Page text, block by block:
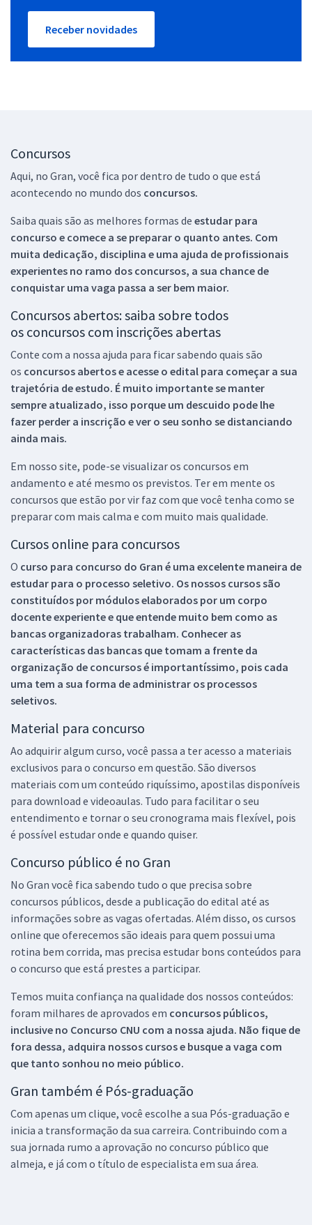
Receber novidades
Concursos
Aqui, no Gran, você fica por dentro de tudo o que está
acontecendo no mundo dos concursos.
Saiba quais são as melhores formas de estudar para
concurso e comece a se preparar o quanto antes. Com
muita dedicação, disciplina e uma ajuda de profissionais
experientes no ramo dos concursos, a sua chance de
conquistar uma vaga passa a ser bem maior.
Concursos abertos: saiba sobre todos
os concursos com inscrições abertas
Conte com a nossa ajuda para ficar sabendo quais são
os concursos abertos e acesse o edital para começar a sua
trajetória de estudo. É muito importante se manter
sempre atualizado, isso porque um descuido pode lhe
fazer perder a inscrição e ver o seu sonho se distanciando
ainda mais.
Em nosso site, pode-se visualizar os concursos em
andamento e até mesmo os previstos. Ter em mente os
concursos que estão por vir faz com que você tenha como se
preparar com mais calma e com muito mais qualidade.
Cursos online para concursos
O curso para concurso do Gran é uma excelente maneira de
estudar para o processo seletivo. Os nossos cursos são
constituídos por módulos elaborados por um corpo
docente experiente e que entende muito bem como as
bancas organizadoras trabalham. Conhecer as
características das bancas que tomam a frente da
organização de concursos é importantíssimo, pois cada
uma tem a sua forma de administrar os processos
seletivos.
Material para concurso
Ao adquirir algum curso, você passa a ter acesso a materiais
exclusivos para o concurso em questão. São diversos
materiais com um conteúdo riquíssimo, apostilas disponíveis
para download e videoaulas. Tudo para facilitar o seu
entendimento e tornar o seu cronograma mais flexível, pois
é possível estudar onde e quando quiser.
Concurso público é no Gran
No Gran você fica sabendo tudo o que precisa sobre
concursos públicos, desde a publicação do edital até as
informações sobre as vagas ofertadas. Além disso, os cursos
online que oferecemos são ideais para quem possui uma
rotina bem corrida, mas precisa estudar bons conteúdos para
o concurso que está prestes a participar.
Temos muita confiança na qualidade dos nossos conteúdos:
foram milhares de aprovados em concursos públicos,
inclusive no Concurso CNU com a nossa ajuda. Não fique de
fora dessa, adquira nossos cursos e busque a vaga com
que tanto sonhou no meio público.
Gran também é Pós-graduação
Com apenas um clique, você escolhe a sua Pós-graduação e
inicia a transformação da sua carreira. Contribuindo com a
sua jornada rumo a aprovação no concurso público que
almeja, e já com o título de especialista em sua área.